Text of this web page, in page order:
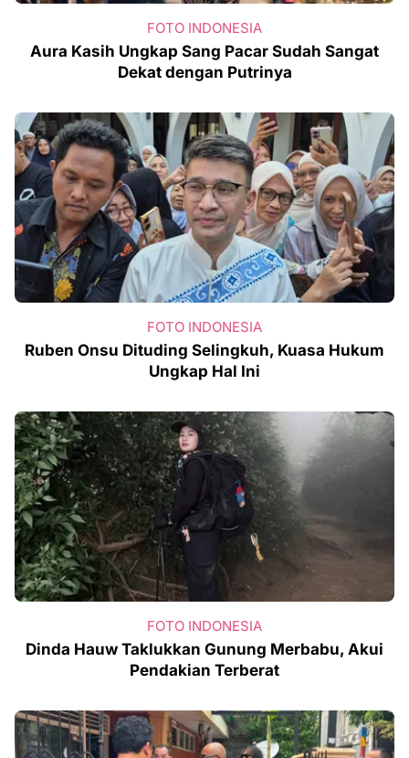
FOTO INDONESIA
Aura Kasih Ungkap Sang Pacar Sudah Sangat
Dekat dengan Putrinya
FOTO INDONESIA
Ruben Onsu Dituding Selingkuh, Kuasa Hukum
Ungkap Hal Ini
FOTO INDONESIA
Dinda Hauw Taklukkan Gunung Merbabu, Akui
Pendakian Terberat